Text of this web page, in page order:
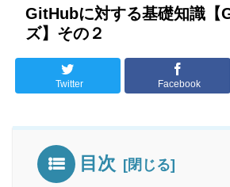
GitHubに対する基礎知識【
ズ】その２
Twitter Facebook
目次